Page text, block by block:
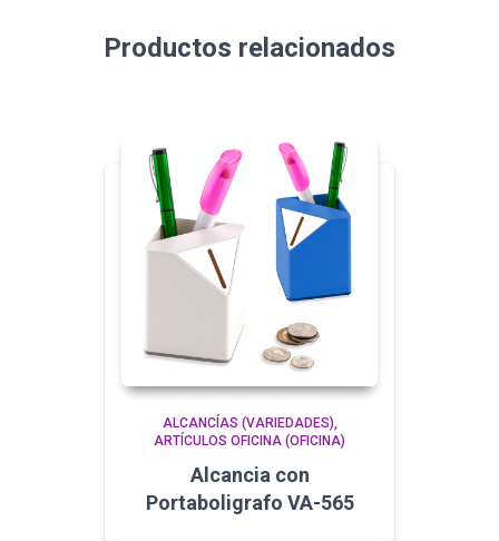
Productos relacionados
ALCANCÍAS (VARIEDADES)
ARTÍCULOS OFICINA (OFICINA)
Alcancia con
Portaboligrafo VA-565